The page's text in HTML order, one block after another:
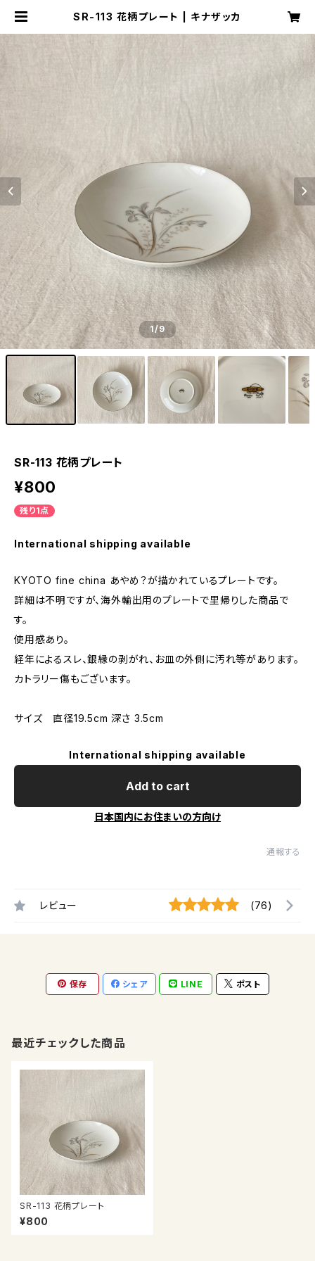
SR-113 花柄プレート | キナザッカ
1/9
SR-113 花柄プレート
¥800
残り1点
International shipping available
KYOTO fine china あやめ？が描かれているプレートです。
詳細は不明ですが、海外輸出用のプレートで里帰りした商品で
す。
使用感あり。
経年によるスレ、銀縁の剥がれ、お皿の外側に汚れ等があります。
カトラリー傷もございます。
サイズ 直径19.5cm 深さ 3.5cm
International shipping available
Add to cart
日本国内にお住まいの方向け
通報する
レビュー (76)
保存 シェア LINE ポスト
最近チェックした商品
SR-113 花柄プレート
¥800